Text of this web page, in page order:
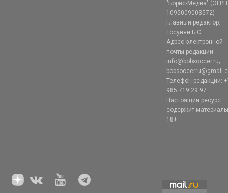
"Борис-Медиа" (ОГРН
1095009003572)
Главный редактор:
Тосунян Б.С.
Адрес электронной
почты редакции:
info@bobsoccer.ru;
Телефон редакции:
985 719 29 97
Настоящий ресурс
содержит
18+